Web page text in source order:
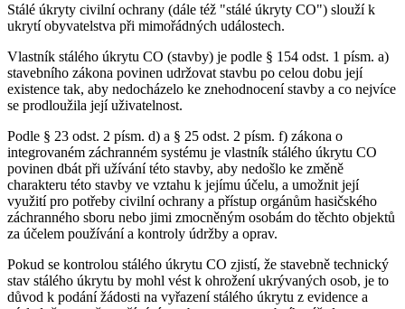
Stálé úkryty civilní ochrany (dále též "stálé úkryty CO") slouží k
ukrytí obyvatelstva při mimořádných událostech.
Vlastník stálého úkrytu CO (stavby) je podle § 154 odst. 1 písm. a)
stavebního zákona povinen udržovat stavbu po celou dobu její
existence tak, aby nedocházelo ke znehodnocení stavby a co nejvíce
se prodloužila její uživatelnost.
Podle § 23 odst. 2 písm. d) a § 25 odst. 2 písm. f) zákona o
integrovaném záchranném systému je vlastník stálého úkrytu CO
povinen dbát při užívání této stavby, aby nedošlo ke změně
charakteru této stavby ve vztahu k jejímu účelu, a umožnit její
využití pro potřeby civilní ochrany a přístup orgánům hasičského
záchranného sboru nebo jimi zmocněným osobám do těchto objektů
za účelem používání a kontroly údržby a oprav.
Pokud se kontrolou stálého úkrytu CO zjistí, že stavebně technický
stav stálého úkrytu by mohl vést k ohrožení ukrývaných osob, je to
důvod k podání žádosti na vyřazení stálého úkrytu z evidence a